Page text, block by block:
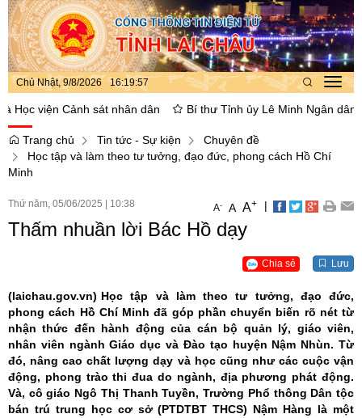
Chủ Nhật, 9/8/2026 16:19:57
viện Cảnh sát nhân dân Bí thư Tỉnh ủy Lê Minh Ngân dâng
Trang chủ Tin tức - Sự kiện
Chuyên đề
Học tập và làm theo tư tưởng, đạo đức, phong cách Hồ Chí
Minh
Thứ năm, 05/06/2025 10:38 A- A A+ |
Thấm nhuần lời Bác Hồ dạy
Chia sẻ Lưu
(laichau.gov.vn) Học tập và làm theo tư tưởng, đạo đức,
phong cách Hồ Chí Minh đã góp phần chuyển biến rõ nét từ
nhận thức đến hành động của cán bộ quản lý, giáo viên,
nhân viên ngành Giáo dục và Đào tạo huyện Nậm Nhùn. Từ
đó, nâng cao chất lượng dạy và học cũng như các cuộc vận
động, phong trào thi đua do ngành, địa phương phát động.
Và, cô giáo Ngô Thị Thanh Tuyền, Trường Phổ thông Dân tộc
bán trú trung học cơ sở (PTDTBT THCS) Nậm Hàng là một